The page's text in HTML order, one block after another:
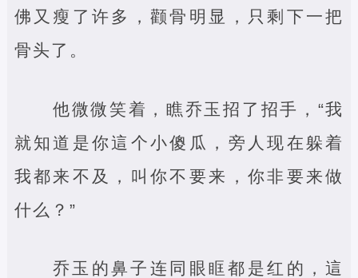
佛又瘦了许多，颧骨明显，只剩下一把
骨头了。
他微微笑着，瞧乔玉招了招手，“我
就知道是你這个小傻瓜，旁人现在躲着
我都来不及，叫你不要来，你非要来做
什么？”
乔玉的鼻子连同眼眶都是红的，這